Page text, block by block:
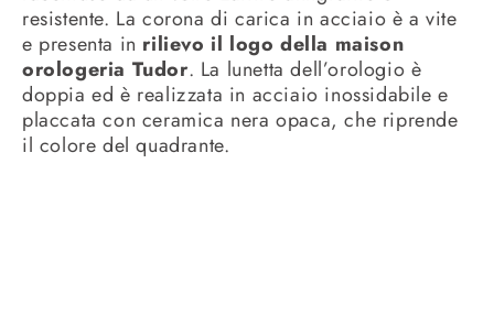
resistente. La corona di carica in acciaio è a vite
e presenta in rilievo il logo della maison
orologeria Tudor. La lunetta dell’orologio è
doppia ed è realizzata in acciaio inossidabile e
placcata con ceramica nera opaca, che riprende
il colore del quadrante.